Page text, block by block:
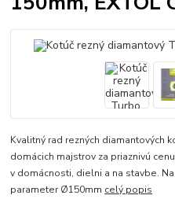
Kvalitný rad rezných diamantových
domácich majstrov za priaznivú
v domácnosti, dielni a na stavbe.
parameter Ø150mm celý popis